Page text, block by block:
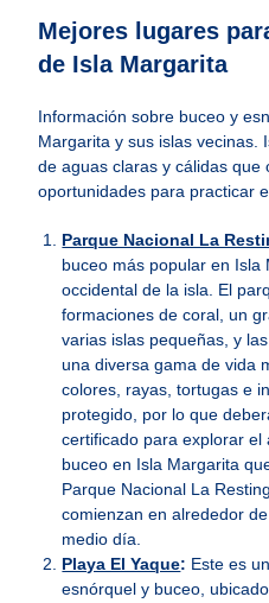
Mejores lugares
de Isla Margarita
Información sobre buceo y
Margarita y sus islas vecinas.
de aguas claras y cálidas que
oportunidades para practicar
Parque Nacional La
buceo más popular en
occidental de la isla. El
formaciones de coral, un
varias islas pequeñas, y
una diversa gama de vida
colores, rayas, tortugas e
protegido, por lo que
certificado para explorar
buceo en Isla Margarita
Parque Nacional La
comienzan en alrededor
medio día.
Playa El Yaque: Este es
esnórquel y buceo,